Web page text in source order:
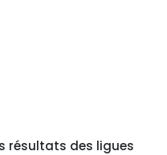
résultats des ligues